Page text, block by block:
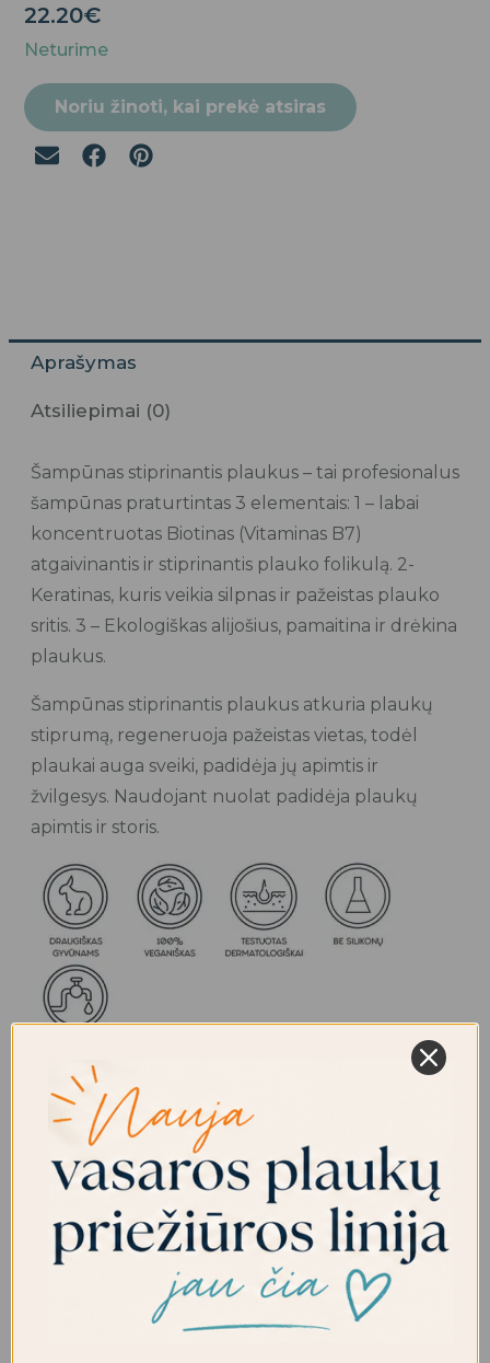
22.20€
Neturime
Noriu žinoti, kai prekė atsiras
Aprašymas
Atsiliepimai (0)
Šampūnas stiprinantis plaukus – tai profesionalus
šampūnas praturtintas 3 elementais: 1 – labai
koncentruotas Biotinas (Vitaminas B7)
atgaivinantis ir stiprinantis plauko folikulą. 2-
Keratinas, kuris veikia silpnas ir pažeistas plauko
sritis. 3 – Ekologiškas alijošius, pamaitina ir drėkina
plaukus.
Šampūnas stiprinantis plaukus atkuria plaukų
stiprumą, regeneruoja pažeistas vietas, todėl
plaukai auga sveiki, padidėja jų apimtis ir
žvilgesys. Naudojant nuolat padidėja plaukų
apimtis ir storis.
INGREDIENTAI: Aqua, sodium laureth sulfate,
cocamide dea, cocamidopropyl betaine, decyl
glucoside, sodium chloride, benzyl alcohol,
perfume, glycerin, sodium benzoate,
polyquaternium-7, tocopheryl acetate, citric
acid, hydroxypropyl guar
hydroxypropyltrimonium chloride, benzoic acid,
aloe barbadensis leaf juice powder, panthenol,
linalool, hydroxypropyltrimonium corn / wheat /